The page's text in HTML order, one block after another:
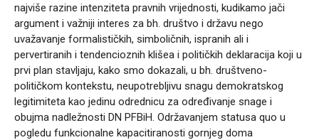
najviše razine intenziteta pravnih vrijednosti, kudikamo jači
argument i važniji interes za bh. društvo i državu nego
uvažavanje formalističkih, simboličnih, ispranih ali i
pervertiranih i tendencioznih klišea i političkih deklaracija koji u
prvi plan stavljaju, kako smo dokazali, u bh. društveno-
političkom kontekstu, neupotrebljivu snagu demokratskog
legitimiteta kao jedinu odrednicu za određivanje snage i
obujma nadležnosti DN PFBiH. Održavanjem statusa quo u
pogledu funkcionalne kapacitiranosti gornjeg doma